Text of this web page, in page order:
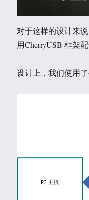
对于这样的设计来
用CherryUSB 框架
设计上，我们使用